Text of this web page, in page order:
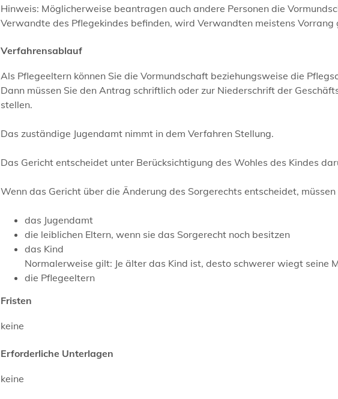
Hinweis: Möglicherweise beantragen auch andere Personen die
Verwandte des Pflegekindes befinden, wird Verwandten meistens Vorrang
Verfahrensablauf
Als Pflegeeltern können Sie die Vormundschaft beziehungsweise die
Dann müssen Sie den Antrag schriftlich oder zur Niederschrift der
stellen.
Das zuständige Jugendamt nimmt in dem Verfahren Stellung.
Das Gericht entscheidet unter Berücksichtigung des Wohles des Kindes
Wenn das Gericht über die Änderung des Sorgerechts entscheidet,
das Jugendamt
die leiblichen Eltern, wenn sie das Sorgerecht noch besitzen
das Kind
Normalerweise gilt: Je älter das Kind ist, desto schwerer wiegt seine
die Pflegeeltern
Fristen
keine
Erforderliche Unterlagen
keine